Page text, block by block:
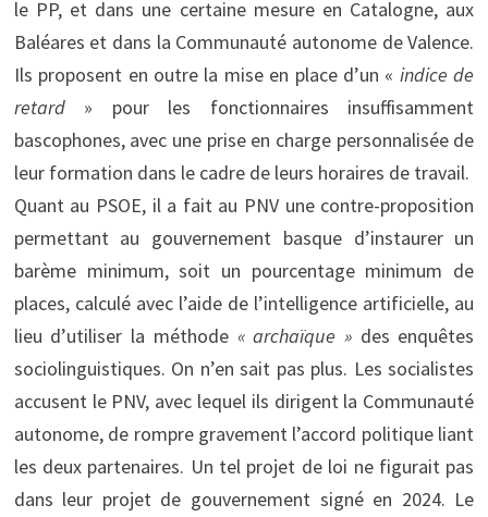
le PP, et dans une certaine mesure en Catalogne, aux
Baléares et dans la Communauté autonome de Valence.
Ils proposent en outre la mise en place d’un « indice de
retard» pour les fonctionnaires insuffisamment
bascophones, avec une prise en charge personnalisée de
leur formation dans le cadre de leurs horaires de travail.
Quant au PSOE, il a fait au PNV une contre-proposition
permettant au gouvernement basque d’instaurer un
barème minimum, soit un pourcentage minimum de
places, calculé avec l’aide de l’intelligence artificielle, au
lieu d’utiliser la méthode « archaïque »des enquêtes
sociolinguistiques. On n’en sait pas plus. Les socialistes
accusent le PNV, avec lequel ils dirigent la Communauté
autonome, de rompre gravement l’accord politique liant
les deux partenaires. Un tel projet de loi ne figurait pas
dans leur projet de gouvernement signé en 2024. Le